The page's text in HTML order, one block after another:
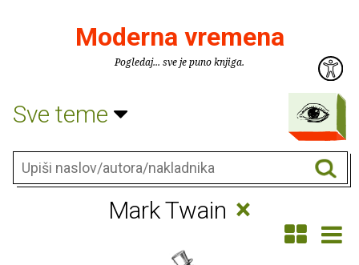
Moderna vremena
Pogledaj... sve je puno knjiga.
Sve teme
Mark Twain ×